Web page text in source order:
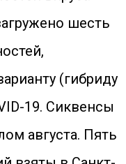
шесть
(гибриду
19. Сиквенсы
августа. Пять